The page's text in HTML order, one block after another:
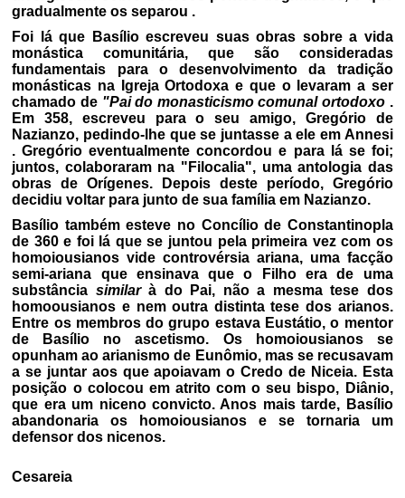
gradualmente os separou .
Foi lá que Basílio escreveu suas obras sobre a vida
monástica comunitária, que são consideradas
fundamentais para o desenvolvimento da tradição
monásticas na Igreja Ortodoxa e que o levaram a ser
chamado de "Pai do monasticismo comunal ortodoxo.
Em 358, escreveu para o seu amigo, Gregório de
Nazianzo, pedindo-lhe que se juntasse a ele em Annesi
. Gregório eventualmente concordou e para lá se foi;
juntos, colaboraram na "Filocalia", uma antologia das
obras de Orígenes. Depois deste período, Gregório
decidiu voltar para junto de sua família em Nazianzo.
Basílio também esteve no Concílio de Constantinopla
de 360 e foi lá que se juntou pela primeira vez com os
homoiousianos vide controvérsia ariana, uma facção
semi-ariana que ensinava que o Filho era de uma
substância similarà do Pai, não a mesma tese dos
homoousianos e nem outra distinta tese dos arianos.
Entre os membros do grupo estava Eustátio, o mentor
de Basílio no ascetismo. Os homoiousianos se
opunham ao arianismo de Eunômio, mas se recusavam
a se juntar aos que apoiavam o Credo de Niceia. Esta
posição o colocou em atrito com o seu bispo, Diânio,
que era um niceno convicto. Anos mais tarde, Basílio
abandonaria os homoiousianos e se tornaria um
defensor dos nicenos.
Cesareia